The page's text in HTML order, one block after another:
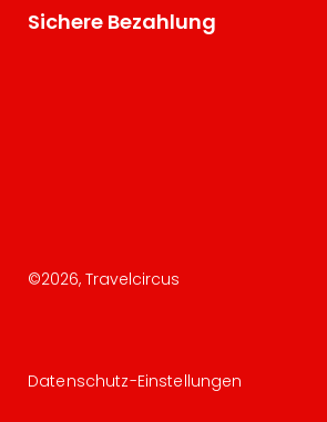
Sichere Bezahlung
©2026, Travelcircus
Datenschutz-Einstellungen